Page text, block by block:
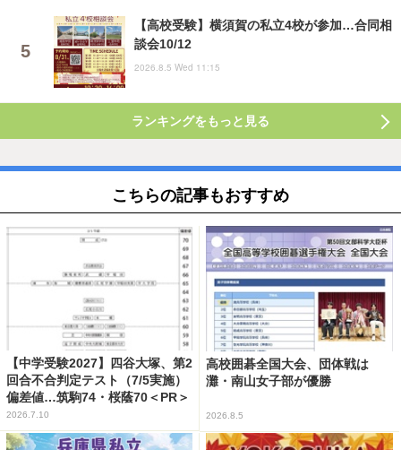
【高校受験】横須賀の私立4校が参加…合同相
談会10/12
2026.8.5 Wed 11:15
ランキングをもっと見る
こちらの記事もおすすめ
【中学受験2027】四谷大塚、第2
回合不合判定テスト（7/5実施）
偏差値…筑駒74・桜蔭70＜PR＞
2026.7.10
高校囲碁全国大会、団体戦は
灘・南山女子部が優勝
2026.8.5